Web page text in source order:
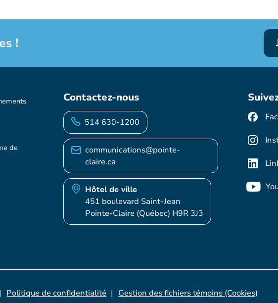
!
de
Contactez-nous
514 630-1200
communications@pointe-
claire.ca
Hôtel de ville
451 boulevard Saint-Jean
Pointe-Claire (Québec) H9R 3J3
Politique de confidentialité Gestion des fichiers témoins (Cookies)